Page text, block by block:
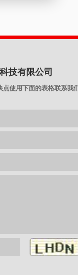
技有限公司
使用下面的表格联系我